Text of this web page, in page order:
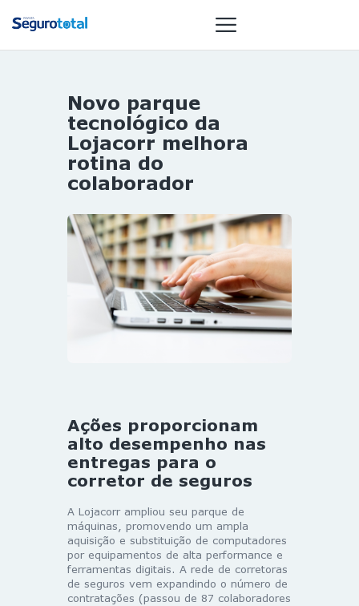
NOTÍCIAS
REVISTA
ESPECIAIS
GAIVOTA DE
ST SUMMIT
MULHERES
GESTORAS
HOMEST
HOME
Novo parque
tecnológico da
Lojacorr melhora
rotina do
colaborador
Ações proporcionam
alto desempenho nas
entregas para o
corretor de seguros
A Lojacorr ampliou seu parque de
máquinas, promovendo um ampla
aquisição e substituição de computadores
por equipamentos de alta performance e
ferramentas digitais. A rede de corretoras
de seguros vem expandindo o número de
contratações (passou de 87 colaboradores